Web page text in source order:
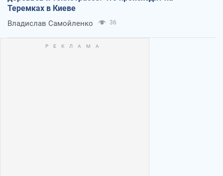
Теремках в Киеве
Владислав Самойленко 36